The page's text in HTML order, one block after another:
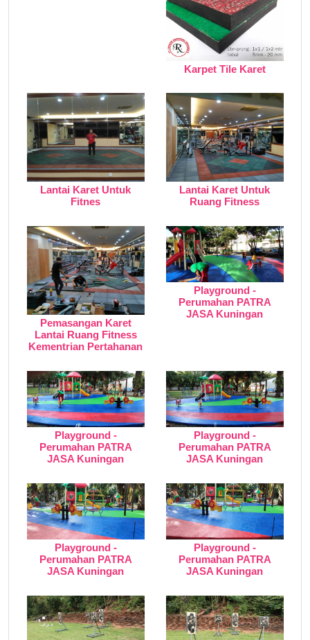
Karpet Tile Karet
Lantai Karet Untuk
Fitnes
Lantai Karet Untuk
Ruang Fitness
Pemasangan Karet
Lantai Ruang Fitness
Kementrian Pertahanan
Playground -
Perumahan PATRA
JASA Kuningan
Playground -
Perumahan PATRA
JASA Kuningan
Playground -
Perumahan PATRA
JASA Kuningan
Playground -
Perumahan PATRA
JASA Kuningan
Playground -
Perumahan PATRA
JASA Kuningan